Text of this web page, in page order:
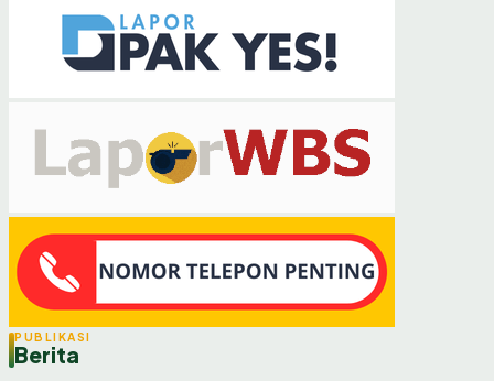
PUBLIKASI
Berita